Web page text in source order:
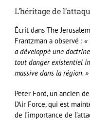
L’héritage de
Écrit dans The
Frantzman a observé : «
a développé une
tout danger existentiel
massive dans la région. »
Peter Ford, un ancien
l’Air Force, qui est
de l’importance de